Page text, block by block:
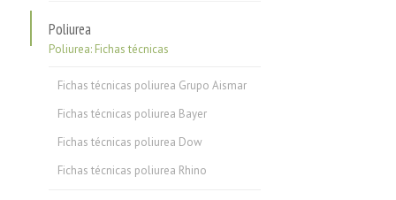
Poliurea
Poliurea: Fichas técnicas
Fichas técnicas poliurea Grupo Aismar
Fichas técnicas poliurea Bayer
Fichas técnicas poliurea Dow
Fichas técnicas poliurea Rhino